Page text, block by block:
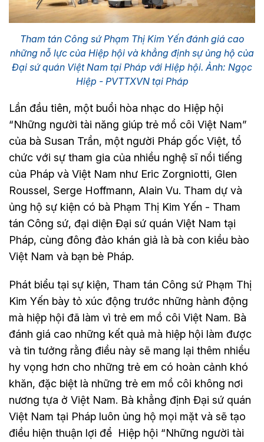
Tham tán Công sứ Phạm Thị Kim Yến đánh giá cao
những nỗ lực của Hiệp hội và khẳng định sự ủng hộ của
Đại sứ quán Việt Nam tại Pháp với Hiệp hội. Ảnh: Ngọc
Hiệp - PVTTXVN tại Pháp
Lần đầu tiên, một buổi hòa nhạc do Hiệp hội
“Những người tài năng giúp trẻ mồ côi Việt Nam”
của bà Susan Trần, một người Pháp gốc Việt, tổ
chức với sự tham gia của nhiều nghệ sĩ nổi tiếng
của Pháp và Việt Nam như Eric Zorgniotti, Glen
Roussel, Serge Hoffmann, Alain Vu. Tham dự và
ủng hộ sự kiện có bà Phạm Thị Kim Yến - Tham
tán Công sứ, đại diện Đại sứ quán Việt Nam tại
Pháp, cùng đông đảo khán giả là bà con kiều bào
Việt Nam và bạn bè Pháp.
Phát biểu tại sự kiện, Tham tán Công sứ Phạm Thị
Kim Yến bày tỏ xúc động trước những hành động
mà hiệp hội đã làm vì trẻ em mồ côi Việt Nam. Bà
đánh giá cao những kết quả mà hiệp hội làm được
và tin tưởng rằng điều này sẽ mang lại thêm nhiều
hy vọng hơn cho những trẻ em có hoàn cảnh khó
khăn, đặc biệt là những trẻ em mồ côi không nơi
nương tựa ở Việt Nam. Bà khẳng định Đại sứ quán
Việt Nam tại Pháp luôn ủng hộ mọi mặt và sẽ tạo
điều hiện thuận lợi để Hiệp hội “Những người tài